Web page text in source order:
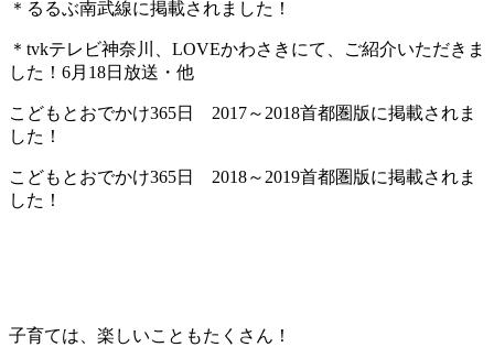
＊るるぶ南武線に掲載されました！
＊tvkテレビ神奈川、LOVEかわさきにて、ご紹介いただきま
した！6月18日放送・他
こどもとおでかけ365日 2017～2018首都圏版に掲載されま
した！
こどもとおでかけ365日 2018～2019首都圏版に掲載されま
した！
子育ては、楽しいこともたくさん！